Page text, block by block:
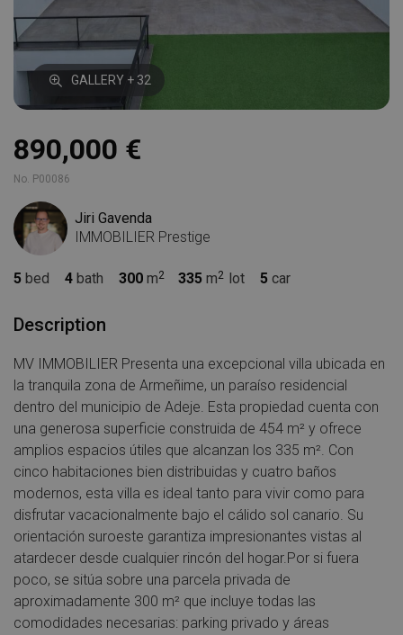
GALLERY + 32
890,000 €
No. P00086
Jiri Gavenda
IMMOBILIER Prestige
5 bed 4 bath 300 m 335 m lot 5 car
Description
MV IMMOBILIER Presenta una excepcional villa ubicada en
la tranquila zona de Armeñime, un paraíso residencial
dentro del municipio de Adeje. Esta propiedad cuenta con
una generosa superficie construida de 454 m² y ofrece
amplios espacios útiles que alcanzan los 335 m². Con
cinco habitaciones bien distribuidas y cuatro baños
modernos, esta villa es ideal tanto para vivir como para
disfrutar vacacionalmente bajo el cálido sol canario. Su
orientación suroeste garantiza impresionantes vistas al
atardecer desde cualquier rincón del hogar.Por si fuera
poco, se sitúa sobre una parcela privada de
aproximadamente 300 m² que incluye todas las
comodidades necesarias: parking privado y áreas